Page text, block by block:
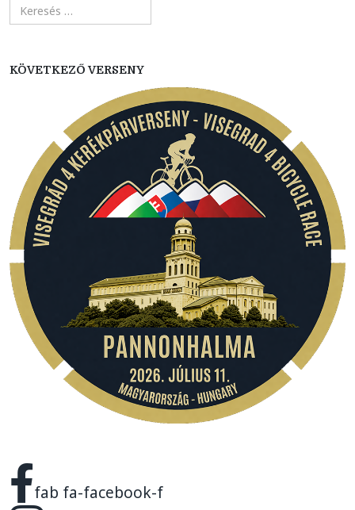
KÖVETKEZŐ VERSENY
fab fa-facebook-f